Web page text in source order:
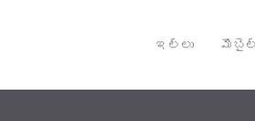
ఇల్లు